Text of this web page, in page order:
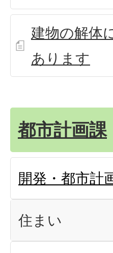
建物の解体
あります
都市計画課
開発・都市計
住まい